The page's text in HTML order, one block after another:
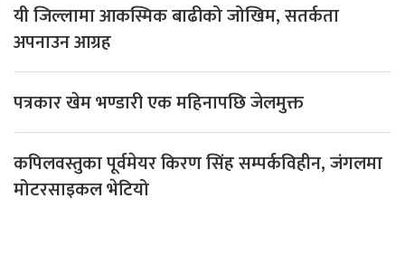
यी जिल्लामा आकस्मिक बाढीको जोखिम, सतर्कता
अपनाउन आग्रह
पत्रकार खेम भण्डारी एक महिनापछि जेलमुक्त
कपिलवस्तुका पूर्वमेयर किरण सिंह सम्पर्कविहीन, जंगलमा
मोटरसाइकल भेटियो